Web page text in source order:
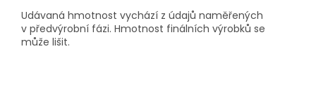
Udávaná hmotnost vychází z údajů naměřených
v předvýrobní fázi. Hmotnost finálních výrobků se
může lišit.